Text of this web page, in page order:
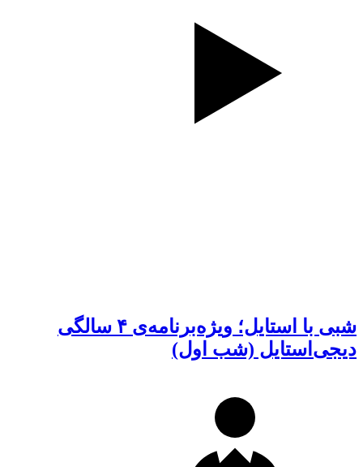
شبی با استایل؛ ویژه‌برنامه‌ی ۴ سالگی
دیجی‌استایل (شب اول)